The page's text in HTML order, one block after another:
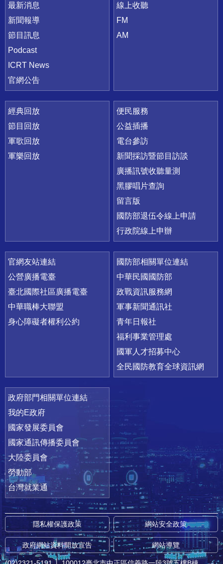
最新消息
新聞報導
節目訊息
Podcast
ICRT News
官網公告
線上收聽
FM
AM
經典回放
節目回放
軍歌回放
軍樂回放
便民服務
公益插播
電台參訪
新聞採訪暨節目訪談
廣播訊號收聽量測
黑膠唱片查詢
留言版
國防部退伍令線上申請
行政院線上申辦
官網友站連結
公營廣播電臺
臺北國際社區廣播電臺
中華職棒大聯盟
身心障礙者權利公約
國防部相關單位連結
中華民國國防部
政戰資訊服務網
軍事新聞通訊社
青年日報社
福利事業管理處
國軍人才招募中心
全民國防教育全球資訊網
政府部門相關單位連結
我的E政府
國家發展委員會
國家通訊傳播委員會
大陸委員會
勞動部
台灣就業通
隱私權保護政策 網站安全政策
政府網站資料開放宣告 網站導覽